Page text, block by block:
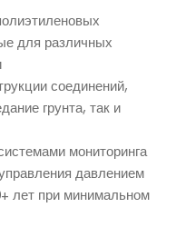
для различных
соединений,
грунта, так и
мониторинга
давлением
лет при минимальном